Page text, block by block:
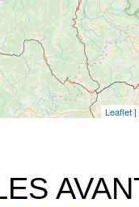
Leaflet|